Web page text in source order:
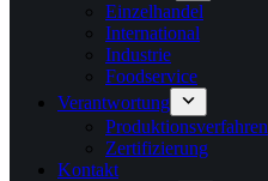
Einzelhandel
International
Industrie
Foodservice
Verantwortung
Produktionsverfahren
Zertifizierung
Kontakt